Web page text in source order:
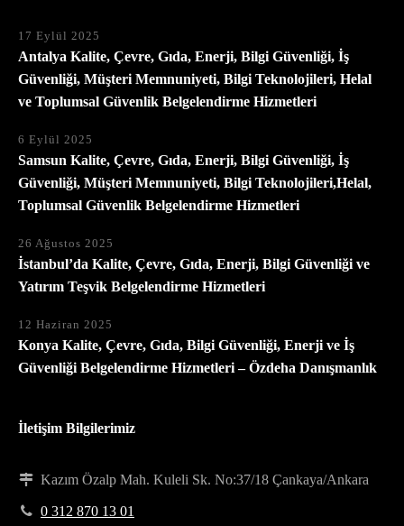
17 Eylül 2025
Antalya Kalite, Çevre, Gıda, Enerji, Bilgi Güvenliği, İş
Güvenliği, Müşteri Memnuniyeti, Bilgi Teknolojileri, Helal
ve Toplumsal Güvenlik Belgelendirme Hizmetleri
6 Eylül 2025
Samsun Kalite, Çevre, Gıda, Enerji, Bilgi Güvenliği, İş
Güvenliği, Müşteri Memnuniyeti, Bilgi Teknolojileri,Helal,
Toplumsal Güvenlik Belgelendirme Hizmetleri
26 Ağustos 2025
İstanbul’da Kalite, Çevre, Gıda, Enerji, Bilgi Güvenliği ve
Yatırım Teşvik Belgelendirme Hizmetleri
12 Haziran 2025
Konya Kalite, Çevre, Gıda, Bilgi Güvenliği, Enerji ve İş
Güvenliği Belgelendirme Hizmetleri – Özdeha Danışmanlık
İletişim Bilgilerimiz
Kazım Özalp Mah. Kuleli Sk. No:37/18 Çankaya/Ankara
0 312 870 13 01